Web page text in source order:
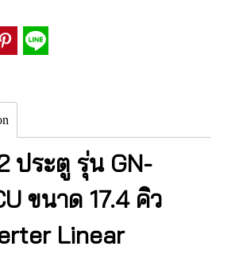
ประตู รุ่น GN-
ขนาด 17.4 คิว
Linear